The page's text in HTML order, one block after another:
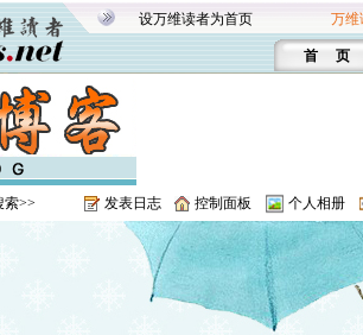
设万维读者为首页 万维
首 页
索>> 发表日志 控制面板 个人相册